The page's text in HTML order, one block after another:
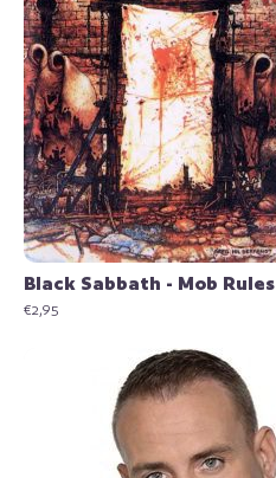
Black Sabbath - Mob Rules
€2,95